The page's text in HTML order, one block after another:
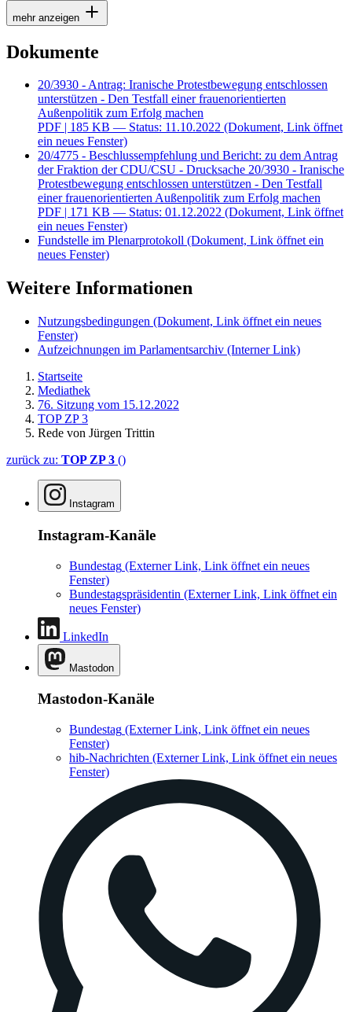
mehr anzeigen
Dokumente
20/3930 - Antrag: Iranische Protestbewegung entschlossen
unterstützen - Den Testfall einer frauenorientierten
Außenpolitik zum Erfolg machen
PDF | 185 KB — Status: 11.10.2022 (Dokument, Link öffnet
ein neues Fenster)
20/4775 - Beschlussempfehlung und Bericht: zu dem Antrag
der Fraktion der CDU/CSU - Drucksache 20/3930 - Iranische
Protestbewegung entschlossen unterstützen - Den Testfall
einer frauenorientierten Außenpolitik zum Erfolg machen
PDF | 171 KB — Status: 01.12.2022 (Dokument, Link öffnet
ein neues Fenster)
Fundstelle im Plenarprotokoll (Dokument, Link öffnet ein
neues Fenster)
Weitere Informationen
Nutzungsbedingungen (Dokument, Link öffnet ein neues
Fenster)
Aufzeichnungen im Parlamentsarchiv (Interner Link)
Startseite
Mediathek
76. Sitzung vom 15.12.2022
TOP ZP 3
Rede von Jürgen Trittin
zurück zu: TOP ZP 3 ()
Instagram
Instagram-Kanäle
Bundestag (Externer Link, Link öffnet ein neues
Fenster)
Bundestagspräsidentin (Externer Link, Link öffnet ein
neues Fenster)
LinkedIn
Mastodon
Mastodon-Kanäle
Bundestag (Externer Link, Link öffnet ein neues
Fenster)
hib-Nachrichten (Externer Link, Link öffnet ein neues
Fenster)